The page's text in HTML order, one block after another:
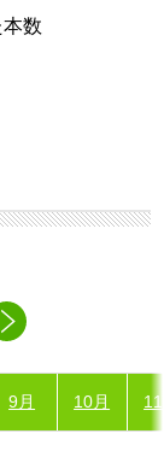
数
9月 10月